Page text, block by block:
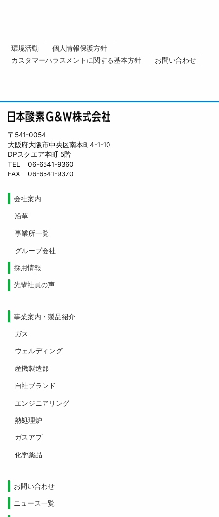
環境活動
個人情報保護方針
カスタマーハラスメントに関する基本方針
お問い合わせ
〒541-0054
大阪府大阪市中央区南本町4-1-10
DPスクエア本町 5階
TEL
06-6541-9360
FAX
06-6541-9370
会社案内
沿革
事業所一覧
グループ会社
採用情報
先輩社員の声
事業案内・製品紹介
ガス
ウェルディング
産機製造部
自社ブランド
エンジニアリング
熱処理炉
ガスアプ
化学薬品
お問い合わせ
ニュース一覧